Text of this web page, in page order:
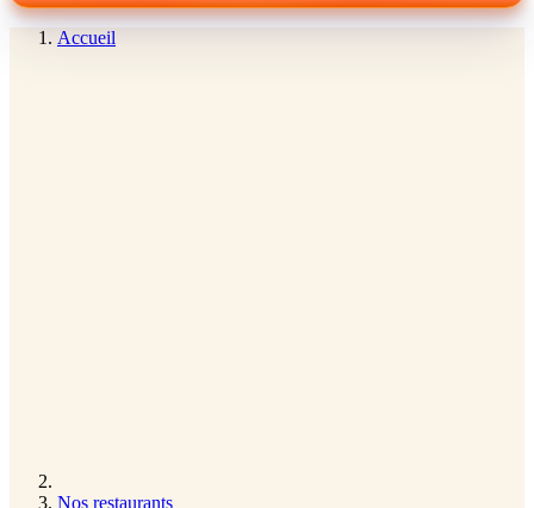
Accueil
Nos restaurants